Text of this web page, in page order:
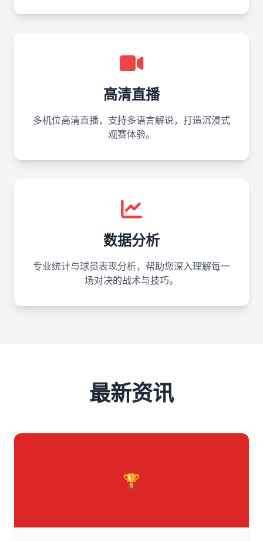
高清直播
多机位高清直播，支持多语言解说，打造沉浸式
观赛体验。
数据分析
专业统计与球员表现分析，帮助您深入理解每一
场对决的战术与技巧。
最新资讯
🏆